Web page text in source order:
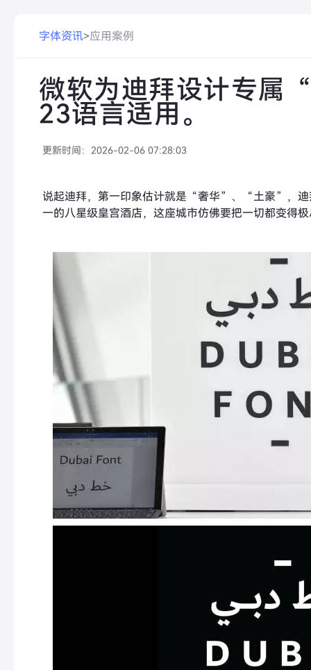
字体资讯>应用案例
微软为迪拜设计专
23语言适用。
更新时间： 2026-02-06 07:28:03
说起迪拜，第一印象估计就是“奢华”、“土豪”，迪
一的八星级皇宫酒店，这座城市仿佛要把一切都变得